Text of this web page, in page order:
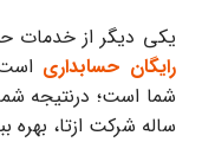
یکی دیگر از خدمات
رایگان حسابداری
شما است؛ درنتیجه
ساله شرکت ازتا، بهره